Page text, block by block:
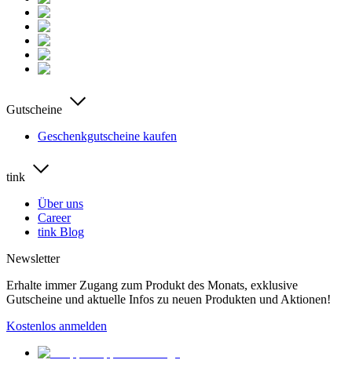
Gutscheine
Geschenkgutscheine kaufen
tink
Über uns
Career
tink Blog
Newsletter
Erhalte immer Zugang zum Produkt des Monats, exklusive
Gutscheine und aktuelle Infos zu neuen Produkten und Aktionen!
Kostenlos anmelden